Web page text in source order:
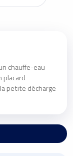
chauffe-eau
placard
petite décharge